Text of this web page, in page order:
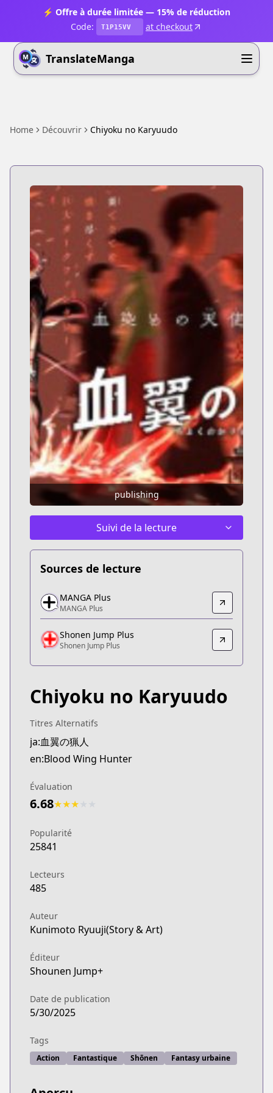
⚡ Offre à durée limitée — 15% de réduction
Code:
T1P15VV at checkout
TranslateManga
Home Découvrir Chiyoku no Karyuudo
publishing
Suivi de la lecture
Sources de lecture
MANGA Plus
MANGA Plus
https://mangaplus.shueisha.co.jp/titles/100509
Shonen Jump Plus
Shonen Jump Plus
https://shonenjumpplus.com/episode/
MANGA Plus
MANGA Plus
Shonen Jump Plus
Shonen Jump Plus
Chiyoku no Karyuudo
Titres Alternatifs
ja:血翼の猟人
en:Blood Wing Hunter
Évaluation
6.68★★★
Popularité
25841
Lecteurs
485
Auteur
Kunimoto Ryuuji(Story & Art)
Éditeur
Shounen Jump+
Date de publication
5/30/2025
Tags
Action Fantastique Shōnen Fantasy urbaine